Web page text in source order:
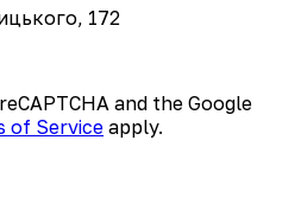
172
and the Google
of Service apply.